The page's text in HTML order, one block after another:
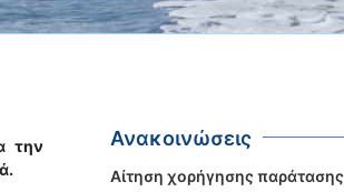
την
Ανακοινώσεις
Αίτηση χορήγησης παράτασης